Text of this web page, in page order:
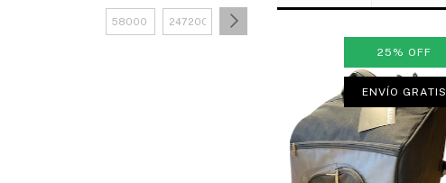
25 % OFF
ENVÍO GRATIS